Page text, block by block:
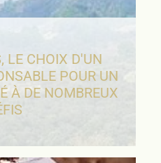
LE CHOIX D'UN
POUR UN
À DE NOMBREUX